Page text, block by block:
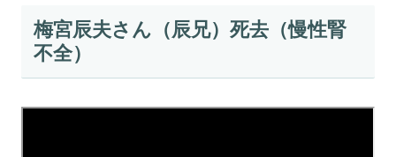
梅宮辰夫さん（辰兄）死去（慢性腎
不全）